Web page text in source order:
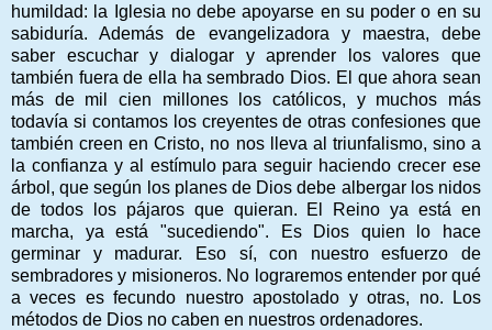
humildad: la Iglesia no debe apoyarse en su poder o en su
sabiduría. Además de evangelizadora y maestra, debe
saber escuchar y dialogar y aprender los valores que
también fuera de ella ha sembrado Dios. El que ahora sean
más de mil cien millones los católicos, y muchos más
todavía si contamos los creyentes de otras confesiones que
también creen en Cristo, no nos lleva al triunfalismo, sino a
la confianza y al estímulo para seguir haciendo crecer ese
árbol, que según los planes de Dios debe albergar los nidos
de todos los pájaros que quieran. El Reino ya está en
marcha, ya está "sucediendo". Es Dios quien lo hace
germinar y madurar. Eso sí, con nuestro esfuerzo de
sembradores y misioneros. No lograremos entender por qué
a veces es fecundo nuestro apostolado y otras, no. Los
métodos de Dios no caben en nuestros ordenadores.